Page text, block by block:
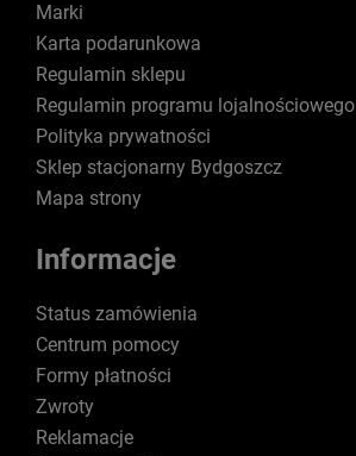
Marki
Karta podarunkowa
Regulamin sklepu
Regulamin programu lojalnościowego
Polityka prywatności
Sklep stacjonarny Bydgoszcz
Mapa strony
Informacje
Status zamówienia
Centrum pomocy
Formy płatności
Zwroty
Reklamacje